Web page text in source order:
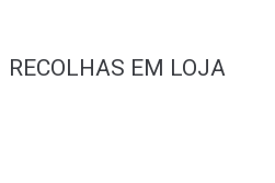
RECOLHAS EM LOJA